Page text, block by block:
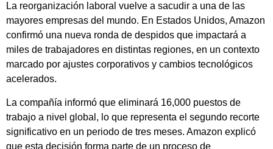
La reorganización laboral vuelve a sacudir a una de las
mayores empresas del mundo. En Estados Unidos, Amazon
confirmó una nueva ronda de despidos que impactará a
miles de trabajadores en distintas regiones, en un contexto
marcado por ajustes corporativos y cambios tecnológicos
acelerados.
La compañía informó que eliminará 16,000 puestos de
trabajo a nivel global, lo que representa el segundo recorte
significativo en un periodo de tres meses. Amazon explicó
que esta decisión forma parte de un proceso de